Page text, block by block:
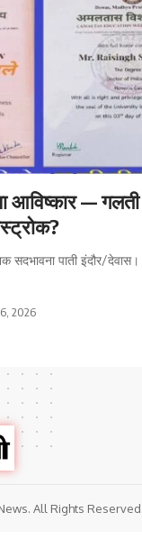
— गलती
सदभावना पाती इंदौर/
2026
All Rights Reserved.